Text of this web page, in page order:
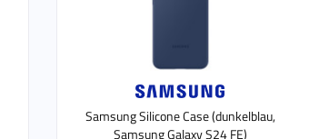
Samsung Silicone Case (dunkelblau,
Samsung Galaxy S24 FE)